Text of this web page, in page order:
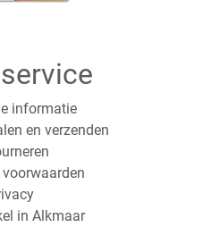
informatie
en verzenden
in Alkmaar